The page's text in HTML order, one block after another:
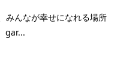
みんなが幸せになれる場所